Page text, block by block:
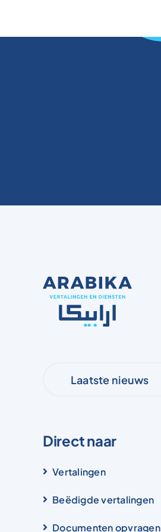
Laatste nieuws
Direct naar
Vertalingen
Beëdigde vertalingen
Documenten opvragen